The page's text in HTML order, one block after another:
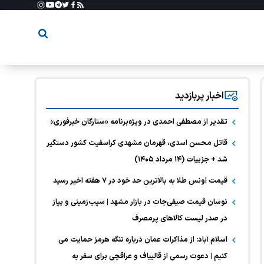
اخبار پربازدید
تقدیر از مصطفی احمدی در ویژه‌برنامه «ستارگان خبرفوری»
قاتل محسن اسدی، قهرمان مشهدی کراسفیت کشور دستگیر
شد + جزییات (۱۴ مرداد ۱۴۰۵)
قیمت اونس طلا به بالاترین حد خود در ۷ هفته اخیر رسید
نوسان قیمت صیفی‌جات در بازار مشهد | سیب‌زمینی و پیاز
در صدر لیست کالا‌های پرمصرف
اسلام آباد: از مذاکرات عمان درباره تنگه هرمز حمایت می
کنیم | دعوت رسمی از قالیباف و عراقچی برای سفر به